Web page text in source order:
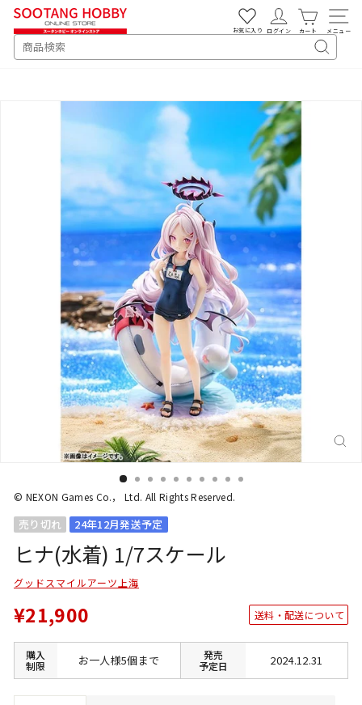
SEARCH
キ
お気に入り ログイン カート メニュー
© NEXON Games Co.， Ltd. All Rights Reserved.
売り切れ 24年12月発送予定
ヒナ(水着) 1/7スケール
グッドスマイルアーツ上海
¥21,900 送料・配送について
購入
制限
お一人様5個まで
発売
予定日
2024.12.31